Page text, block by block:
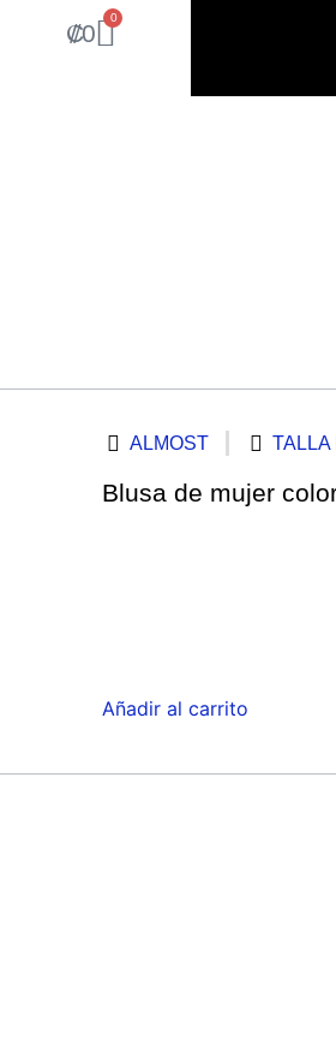
₡0
0
ALMOST TALLA
Blusa de mujer
Añadir al carrito